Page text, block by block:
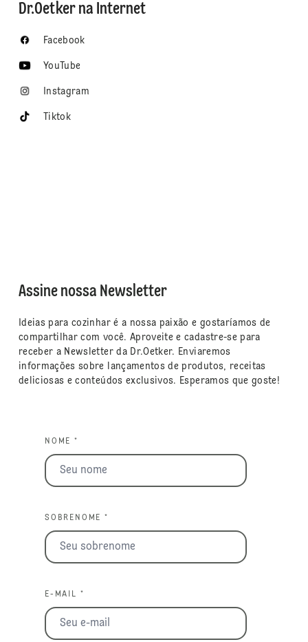
Dr.Oetker na Internet
Facebook
YouTube
Instagram
Tiktok
Assine nossa Newsletter
Ideias para cozinhar é a nossa paixão e gostaríamos de
compartilhar com você. Aproveite e cadastre-se para
receber a Newsletter da Dr.Oetker. Enviaremos
informações sobre lançamentos de produtos, receitas
deliciosas e conteúdos exclusivos. Esperamos que goste!
NOME *
SOBRENOME *
E-MAIL *